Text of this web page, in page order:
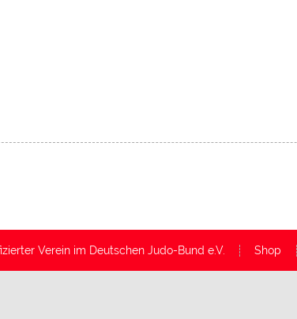
Verein im Deutschen Judo-Bund e.V. Shop